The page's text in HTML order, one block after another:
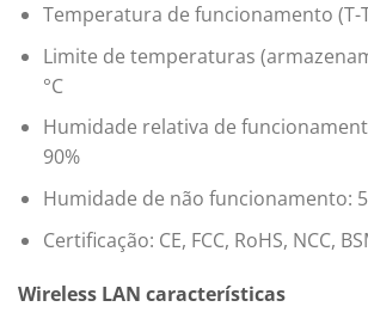
Temperatura de funcionamento (T-
Limite de temperaturas
°C
Humidade relativa de
90%
Humidade de não funcionamento: 5
Certificação: CE, FCC, RoHS, NCC,
Wireless LAN características